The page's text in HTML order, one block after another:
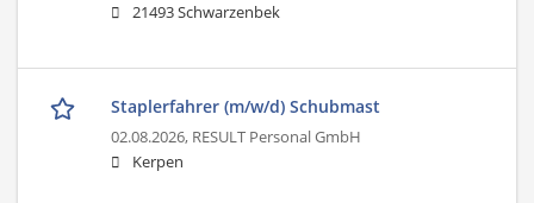
21493 Schwarzenbek
Staplerfahrer (m/w/d) Schubmast
02.08.2026, RESULT Personal GmbH
Kerpen